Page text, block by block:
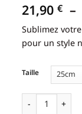
21,90 € –
Taille
quantité de
Sublimez
pour un style